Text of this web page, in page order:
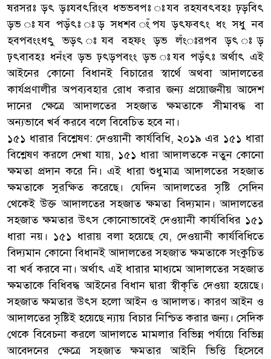
ষরসরঃ ড়ৎ ড়ঃযবৎরিংব ধভভবপঃ ঃযব রহযবৎবহঃ ঢ়ড়বিৎ
ড়ভ ঃযব পড়ঁৎঃ ঃড় সধশব ংঁপয ড়ৎফবৎং ধং সধু নব
হবপবংংধৎু ভড়ৎ ঃযব বহফং ড়ভ লঁংঃরপব ড়ৎ ঃড়
ঢ়ৎবাবহঃ ধনঁংব ড়ভ ঢ়ৎড়পবংং ড়ভ ঃযব পড়ঁৎঃ অর্থাৎ এই
আইনের কোনো বিধানই বিচারের স্বার্থে অথবা আদালতের
কার্যপ্রণালীর অপব্যবহার রোধ করার জন্য প্রয়োজনীয় আদেশ
দানের ক্ষেত্রে আদালতের সহজাত ক্ষমতাকে সীমাবদ্ধ বা
অন্যভাবে খর্ব করবে বলে বিবেচিত হবে না।
১৫১ ধারার বিশ্লেষণ: দেওয়ানী কার্যবিধি, ২০১৯ এর ১৫১ ধারা
বিশ্লেষণ করলে দেখা যায়, ১৫১ ধারা আদালতকে নতুন কোনো
ক্ষমতা প্রদান করে নি। এই ধারা শুধুমাত্র আদালতের সহজাত
ক্ষমতাকে সুরক্ষিত করেছে। যেদিন আদালতের সৃষ্টি সেদিন
থেকেই উক্ত আদালতের সহজাত ক্ষমতা বিদ্যমান। আদালতের
সহজাত ক্ষমতার উৎস কোনোভাবেই দেওয়ানী কার্যবিধির ১৫১
ধারা নয়। ১৫১ ধারায় বলা হয়েছে যে, দেওয়ানী কার্যবিধিতে
বিদ্যমান কোনো বিধানই আদালতের সহজাত ক্ষমতাকে সংকুচিত
বা খর্ব করবে না। অর্থাৎ এই ধারার মাধ্যমে আদালতের সহজাত
ক্ষমতাকে বিধিবদ্ধ আইনের বিধান দ্বারা স্বীকৃতি দেওয়া হয়েছে।
সহজাত ক্ষমতার উৎস হলো আইন ও আদালত। কারণ আইন ও
আদালতের সৃষ্টিই হয়েছে ন্যায় বিচার নিশ্চিত করার জন্য। সেদিক
থেকে বিবেচনা করলে আদালতে মামলার বিভিন্ন পর্যায়ে বিভিন্ন
আবেদনের ক্ষেত্রে সহজাত ক্ষমতার আইনি ভিত্তি হিসেবে